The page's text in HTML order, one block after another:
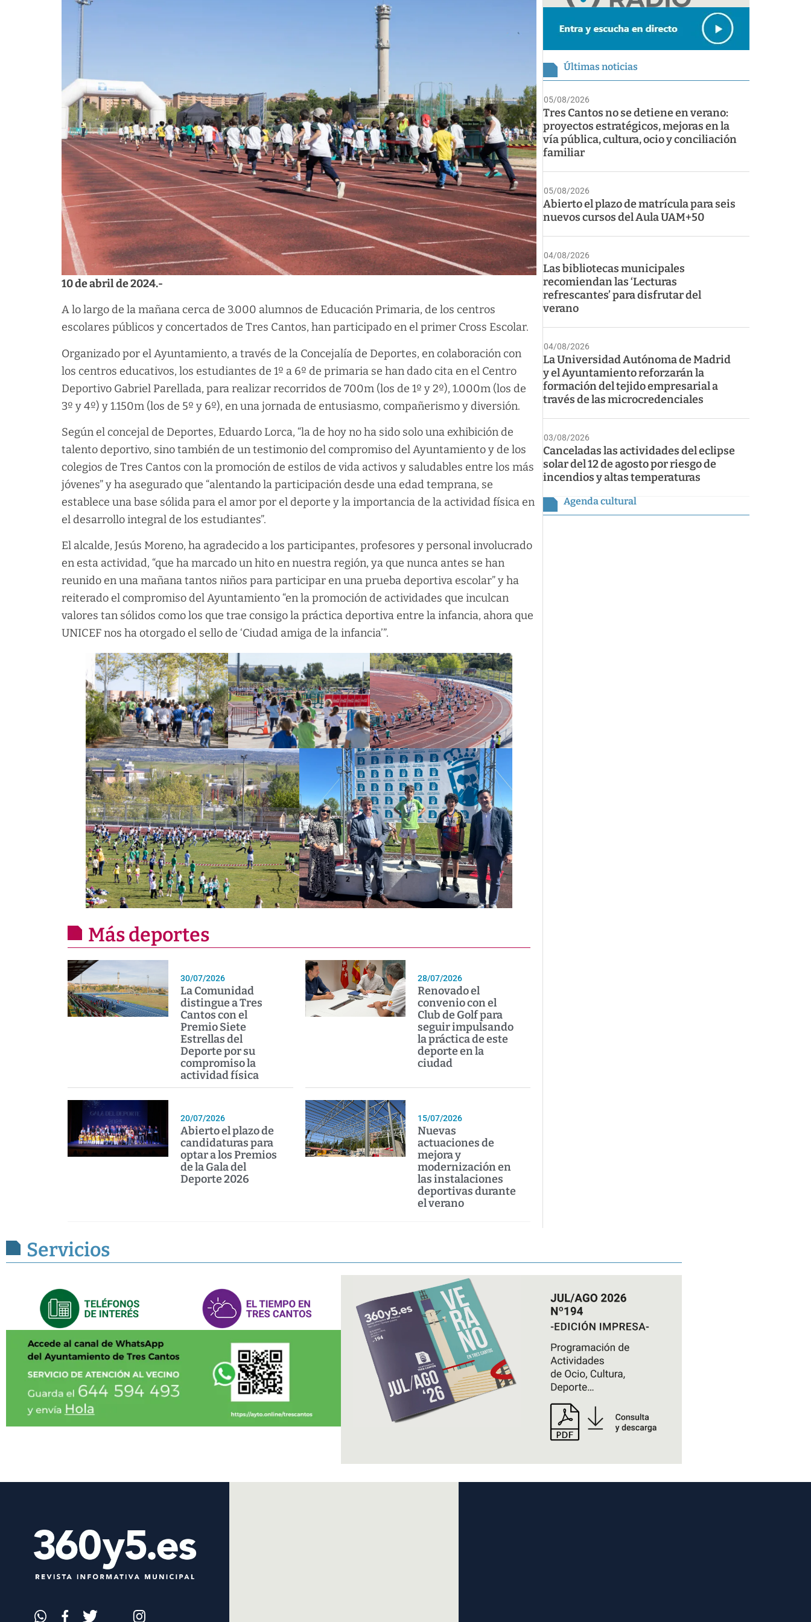
10 de abril de 2024.-
A lo largo de la mañana cerca de 3.000 alumnos de Educación Primaria, de los centros
escolares públicos y concertados de Tres Cantos, han participado en el primer Cross Escolar.
Organizado por el Ayuntamiento, a través de la Concejalía de Deportes, en colaboración con
los centros educativos, los estudiantes de 1º a 6º de primaria se han dado cita en el Centro
Deportivo Gabriel Parellada, para realizar recorridos de 700m (los de 1º y 2º), 1.000m (los de
3º y 4º) y 1.150m (los de 5º y 6º), en una jornada de entusiasmo, compañerismo y diversión.
Según el concejal de Deportes, Eduardo Lorca, “la de hoy no ha sido solo una exhibición de
talento deportivo, sino también de un testimonio del compromiso del Ayuntamiento y de los
colegios de Tres Cantos con la promoción de estilos de vida activos y saludables entre los más
jóvenes” y ha asegurado que “alentando la participación desde una edad temprana, se
establece una base sólida para el amor por el deporte y la importancia de la actividad física en
el desarrollo integral de los estudiantes”.
El alcalde, Jesús Moreno, ha agradecido a los participantes, profesores y personal involucrado
en esta actividad, “que ha marcado un hito en nuestra región, ya que nunca antes se han
reunido en una mañana tantos niños para participar en una prueba deportiva escolar” y ha
reiterado el compromiso del Ayuntamiento “en la promoción de actividades que inculcan
valores tan sólidos como los que trae consigo la práctica deportiva entre la infancia, ahora que
UNICEF nos ha otorgado el sello de ‘Ciudad amiga de la infancia’”.
Más deportes
30/07/2026
La Comunidad
distingue a Tres
Cantos con el
Premio Siete
Estrellas del
Deporte por su
compromiso la
actividad física
28/07/2026
Renovado el
convenio con el
Club de Golf para
seguir impulsando
la práctica de este
deporte en la
ciudad
20/07/2026
Abierto el plazo de
candidaturas para
optar a los Premios
de la Gala del
Deporte 2026
15/07/2026
Nuevas
actuaciones de
mejora y
modernización en
las instalaciones
deportivas durante
el verano
Últimas noticias
05/08/2026
Tres Cantos no se detiene en verano:
proyectos estratégicos, mejoras en la
vía pública, cultura, ocio y conciliación
familiar
05/08/2026
Abierto el plazo de matrícula para seis
nuevos cursos del Aula UAM+50
04/08/2026
Las bibliotecas municipales
recomiendan las ‘Lecturas
refrescantes’ para disfrutar del
verano
04/08/2026
La Universidad Autónoma de Madrid
y el Ayuntamiento reforzarán la
formación del tejido empresarial a
través de las microcredenciales
03/08/2026
Canceladas las actividades del eclipse
solar del 12 de agosto por riesgo de
incendios y altas temperaturas
Agenda cultural
Servicios